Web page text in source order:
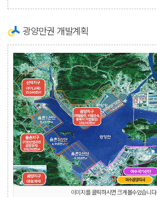
광양만권 개발계획
이미지를 클릭하시면 크게볼수있습니다